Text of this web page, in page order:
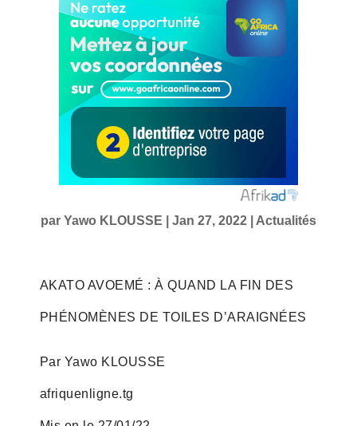
par Yawo KLOUSSE Jan 27, 2022| Actualités
AKATO AVOEMÉ : À QUAND LA FIN DES
PHÉNOMÈNES DE TOILES D’ARAIGNÉES
Par Yawo KLOUSSE
afriquenligne.tg